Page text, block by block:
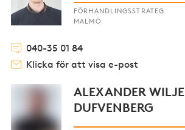
FÖRHANDLINGSSTRATEG
MALMÖ
040-35 01 84
Klicka för att visa e-post
ALEXANDER
DUFVENBERG